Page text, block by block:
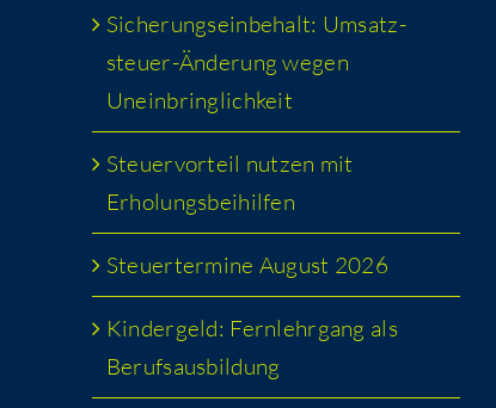
Siche­rungs­ein­be­halt: Umsatz­
steu­er-Ände­rung wegen
Uneinbringlichkeit
Steu­er­vor­teil nut­zen mit
Erholungsbeihilfen
Steu­er­ter­mi­ne August 2026
Kin­der­geld: Fern­lehr­gang als
Berufsausbildung